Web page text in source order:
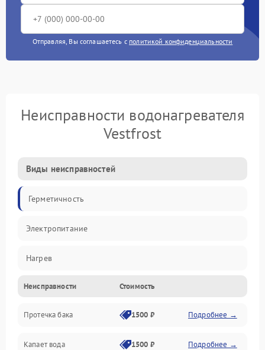
Отправляя, Вы соглашаетесь с политикой конфиденциальности
Неисправности водонагревателя
Vestfrost
Виды неисправностей
Герметичность
Электропитание
Нагрев
Датчики
Механика
Неисправности Стоимость
Протечка бака 1500 ₽ Подробнее →
Капает вода 1500 ₽ Подробнее →